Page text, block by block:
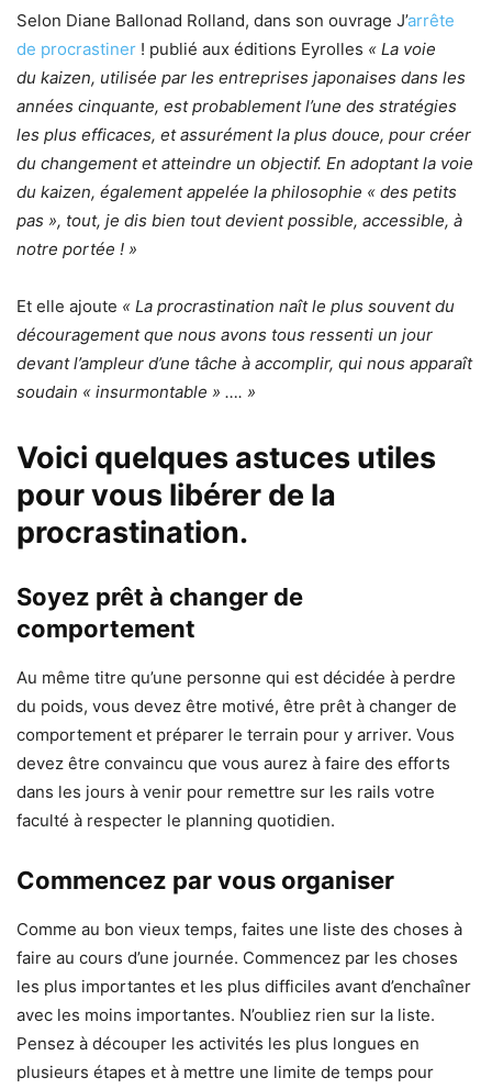
Selon Diane Ballonad Rolland, dans son ouvrage J’arrête
de procrastiner ! publié aux éditions Eyrolles « La voie
du kaizen, utilisée par les entreprises japonaises dans les
années cinquante, est probablement l’une des stratégies
les plus efficaces, et assurément la plus douce, pour créer
du changement et atteindre un objectif. En adoptant la voie
du kaizen, également appelée la philosophie « des petits
pas », tout, je dis bien tout devient possible, accessible, à
notre portée ! »
Et elle ajoute « La procrastination naît le plus souvent du
découragement que nous avons tous ressenti un jour
devant l’ampleur d’une tâche à accomplir, qui nous apparaît
soudain « insurmontable » …. »
Voici quelques astuces utiles
pour vous libérer de la
procrastination.
Soyez prêt à changer de
comportement
Au même titre qu’une personne qui est décidée à perdre
du poids, vous devez être motivé, être prêt à changer de
comportement et préparer le terrain pour y arriver. Vous
devez être convaincu que vous aurez à faire des efforts
dans les jours à venir pour remettre sur les rails votre
faculté à respecter le planning quotidien.
Commencez par vous organiser
Comme au bon vieux temps, faites une liste des choses à
faire au cours d’une journée. Commencez par les choses
les plus importantes et les plus difficiles avant d’enchaîner
avec les moins importantes. N’oubliez rien sur la liste.
Pensez à découper les activités les plus longues en
plusieurs étapes et à mettre une limite de temps pour